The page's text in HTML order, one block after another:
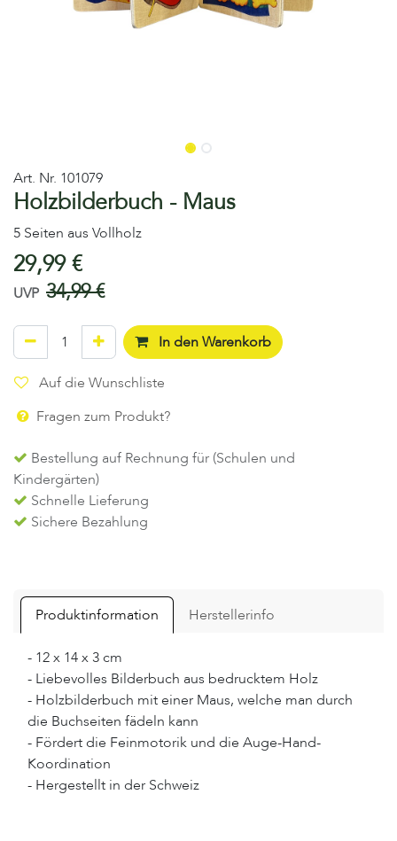
Art. Nr. 101079
Holzbilderbuch - Maus
5 Seiten aus Vollholz
29,99€
UVP 34,99€
In den Warenkorb
Auf die Wunschliste
Fragen zum Produkt?
Bestellung auf Rechnung für (Schulen und
Kindergärten)
Schnelle Lieferung
Sichere Bezahlung
Produktinformation Herstellerinfo
- 12 x 14 x 3 cm
- Liebevolles Bilderbuch aus bedrucktem Holz
- Holzbilderbuch mit einer Maus, welche man durch
die Buchseiten fädeln kann
- Fördert die Feinmotorik und die Auge-Hand-
Koordination
- Hergestellt in der Schweiz